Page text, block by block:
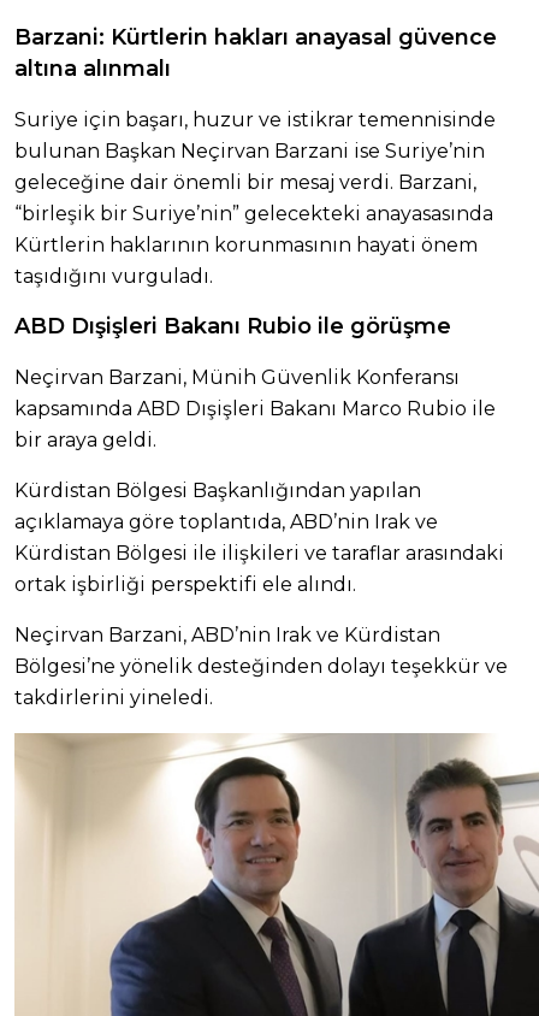
Barzani: Kürtlerin hakları anayasal güvence
altına alınmalı
Suriye için başarı, huzur ve istikrar temennisinde
bulunan Başkan Neçirvan Barzani ise Suriye’nin
geleceğine dair önemli bir mesaj verdi. Barzani,
“birleşik bir Suriye’nin” gelecekteki anayasasında
Kürtlerin haklarının korunmasının hayati önem
taşıdığını vurguladı.
ABD Dışişleri Bakanı Rubio ile görüşme
Neçirvan Barzani, Münih Güvenlik Konferansı
kapsamında ABD Dışişleri Bakanı Marco Rubio ile
bir araya geldi.
Kürdistan Bölgesi Başkanlığından yapılan
açıklamaya göre toplantıda, ABD’nin Irak ve
Kürdistan Bölgesi ile ilişkileri ve taraflar arasındaki
ortak işbirliği perspektifi ele alındı.
Neçirvan Barzani, ABD’nin Irak ve Kürdistan
Bölgesi’ne yönelik desteğinden dolayı teşekkür ve
takdirlerini yineledi.